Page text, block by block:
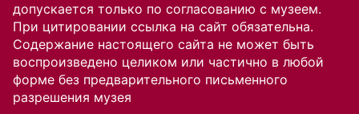
допускается только по согласованию с музеем.
При цитировании ссылка на сайт обязательна.
Содержание настоящего сайта не может быть
воспроизведено целиком или частично в любой
форме без предварительного письменного
разрешения музея